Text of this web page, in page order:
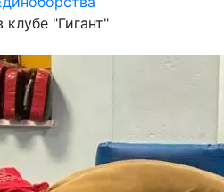
клубе "Гигант"